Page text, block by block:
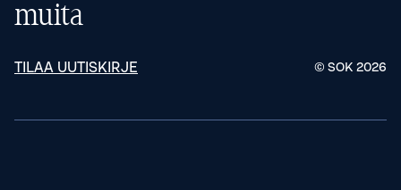
muita
TILAA UUTISKIRJE © SOK 2026